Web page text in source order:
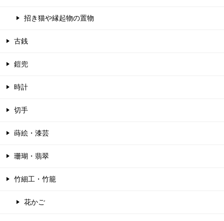
招き猫や縁起物の置物
古銭
鎧兜
時計
切手
蒔絵・漆芸
珊瑚・翡翠
竹細工・竹籠
花かご